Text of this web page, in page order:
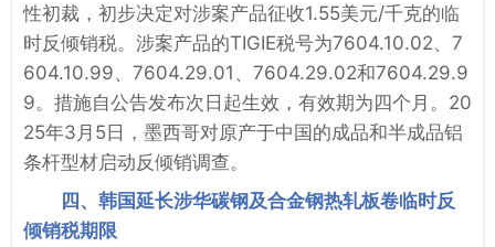
性初裁，初步决定对涉案产品征收1.55美元/千克的临
时反倾销税。涉案产品的TIGIE税号为7604.10.02、7
604.10.99、7604.29.01、7604.29.02和7604.29.9
9。措施自公告发布次日起生效，有效期为四个月。20
25年3月5日，墨西哥对原产于中国的成品和半成品铝
条杆型材启动反倾销调查。
四、韩国延长涉华碳钢及合金钢热轧板卷临时反
倾销税期限